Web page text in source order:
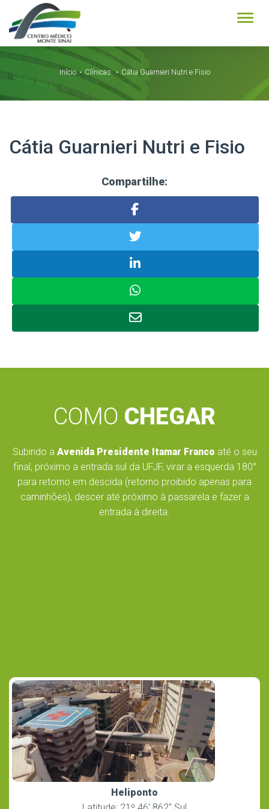
Início Clínicas Cátia Guarnieri Nutri e Fisio
Cátia Guarnieri Nutri e Fisio
Compartilhe:
COMO CHEGAR
Subindo a Avenida Presidente Itamar Franco até o seu
final, próximo a entrada sul da UFJF, virar a esquerda 180°
para retorno em descida (retorno proibido apenas para
caminhões), descer até próximo à passarela e fazer a
entrada à direita.
Heliponto